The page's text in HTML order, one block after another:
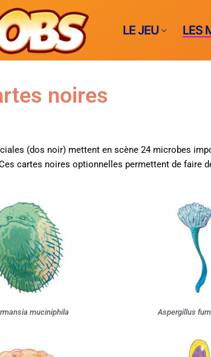
LE JEU LES
Les créateurs
des aliments
LE DICO
J’ACHÈTE LE JEU
noires
(dos noir) mettent en scène 24 microbes
cartes noires optionnelles permettent de faire
muciniphila Aspergillus